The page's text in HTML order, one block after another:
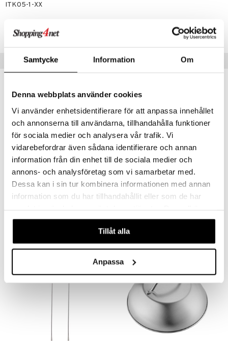
Samtycke Information Om
Denna webbplats använder cookies
Vi använder enhetsidentifierare för att anpassa innehållet
och annonserna till användarna, tillhandahålla funktioner
för sociala medier och analysera vår trafik. Vi
vidarebefordrar även sådana identifierare och annan
information från din enhet till de sociala medier och
annons- och analysföretag som vi samarbetar med.
Dessa kan i sin tur kombinera informationen med annan
information som du har tillhandahållit eller som de har
våra cookies vid fortsatt användande av vår webbplats.
Tillåt alla
Anpassa
ITK05-1-XX
Lägsta pris senaste 30 dagarna: 975 kr
Populära produkter
DORRE
30 kr
MINGLE
348 kr